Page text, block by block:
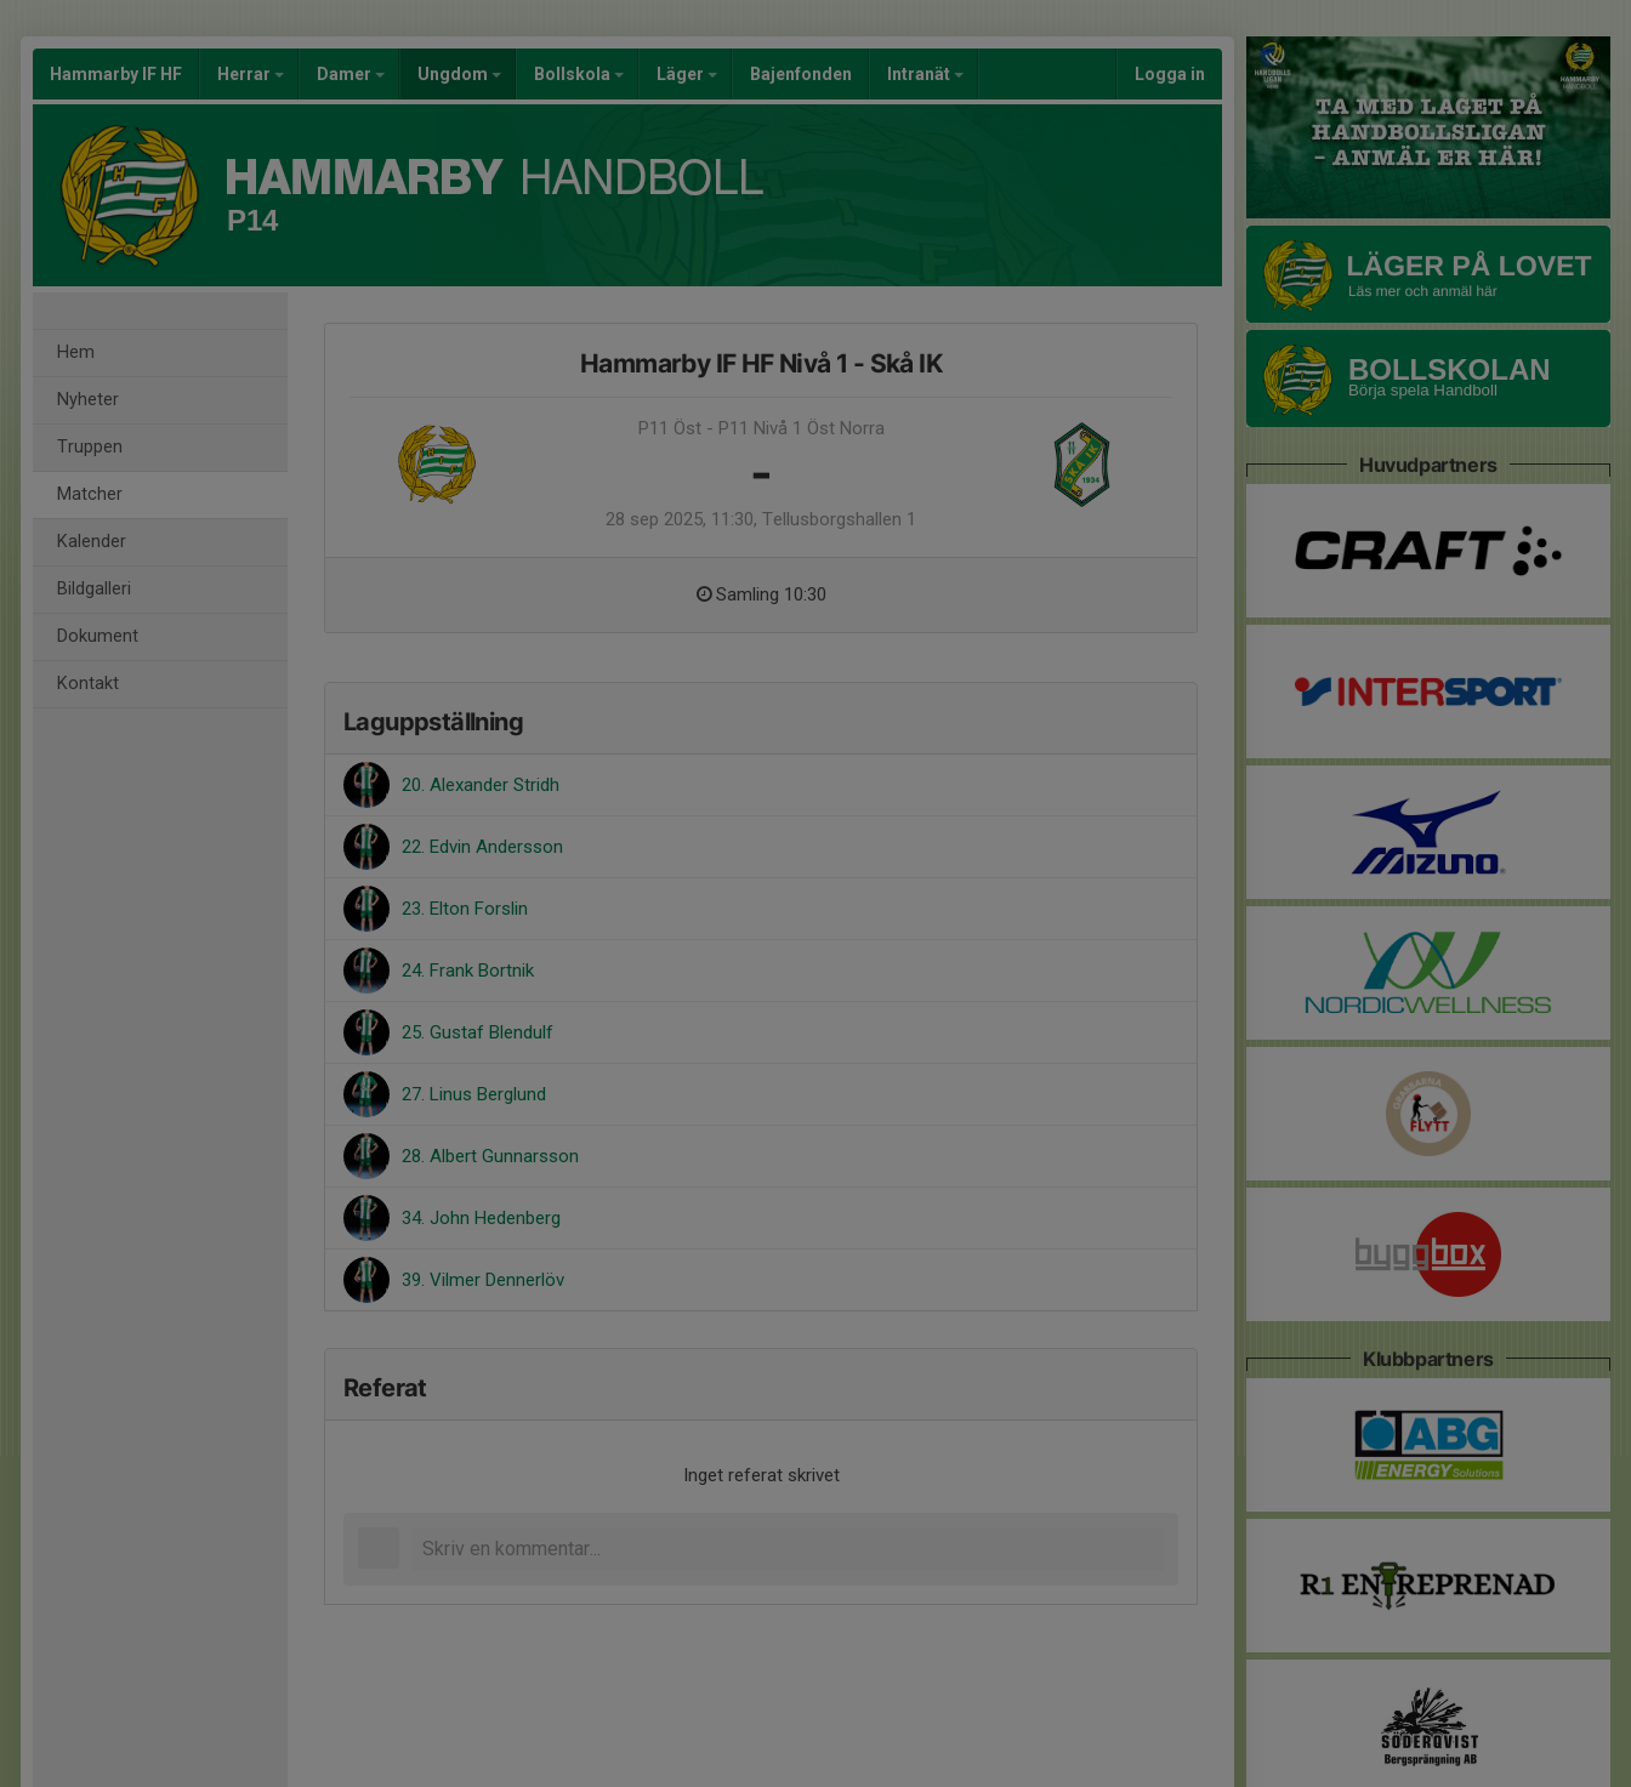
Hammarby IF HF Herrar Damer Ungdom Bollskola Läger Bajenfonden Intranät Logga in
P14
Hem
Nyheter
Truppen
Matcher
Kalender
Bildgalleri
Dokument
Kontakt
Hammarby IF HF Nivå 1 - Skå IK
P11 Öst - P11 Nivå 1 Öst Norra
-
28 sep 2025, 11:30, Tellusborgshallen 1
Samling 10:30
Laguppställning
20. Alexander Stridh
22. Edvin Andersson
23. Elton Forslin
24. Frank Bortnik
25. Gustaf Blendulf
27. Linus Berglund
28. Albert Gunnarsson
34. John Hedenberg
39. Vilmer Dennerlöv
Referat
Inget referat skrivet
Huvudpartners
Klubbpartners